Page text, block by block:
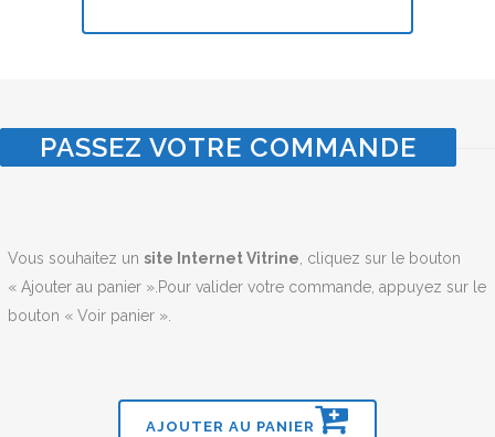
PASSEZ VOTRE COMMANDE
Vous souhaitez un site Internet Vitrine, cliquez sur le bouton
« Ajouter au panier ».Pour valider votre commande, appuyez sur le
bouton « Voir panier ».
AJOUTER AU PANIER